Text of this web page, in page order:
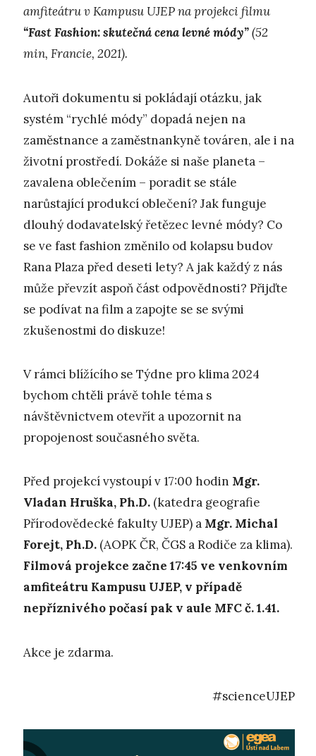
amfiteátru v Kampusu UJEP na projekci filmu
“Fast Fashion: skutečná cena levné módy”(52
min, Francie, 2021).
Autoři dokumentu si pokládají otázku, jak
systém “rychlé módy” dopadá nejen na
zaměstnance a zaměstnankyně továren, ale i na
životní prostředí. Dokáže si naše planeta –
zavalena oblečením – poradit se stále
narůstající produkcí oblečení? Jak funguje
dlouhý dodavatelský řetězec levné módy? Co
se ve fast fashion změnilo od kolapsu budov
Rana Plaza před deseti lety? A jak každý z nás
může převzít aspoň část odpovědnosti? Přijďte
se podívat na film a zapojte se se svými
zkušenostmi do diskuze!
V rámci blížícího se Týdne pro klima 2024
bychom chtěli právě tohle téma s
návštěvnictvem otevřít a upozornit na
propojenost současného světa.
Před projekcí vystoupí v 17:00 hodin Mgr.
Vladan Hruška, Ph.D. (katedra geografie
Přírodovědecké fakulty UJEP) a Mgr. Michal
Forejt, Ph.D. (AOPK ČR, ČGS a Rodiče za klima).
Filmová projekce začne 17:45 ve venkovním
amfiteátru Kampusu UJEP, v případě
nepříznivého počasí pak v aule MFC č. 1.41.
Akce je zdarma.
#scienceUJEP